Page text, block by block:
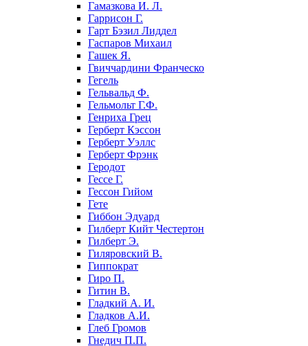
Гамазкова И. Л.
Гаррисон Г.
Гарт Бэзил Лиддел
Гаспаров Михаил
Гашек Я.
Гвиччардини Франческо
Гегель
Гельвальд Ф.
Гельмольт Г.Ф.
Генриха Грец
Герберт Кэссон
Герберт Уэллс
Герберт Фрэнк
Геродот
Гессе Г.
Гессон Гийом
Гете
Гиббон Эдуард
Гилберт Кийт Честертон
Гилберт Э.
Гиляровский В.
Гиппократ
Гиро П.
Гитин В.
Гладкий А. И.
Гладков А.И.
Глеб Громов
Гнедич П.П.